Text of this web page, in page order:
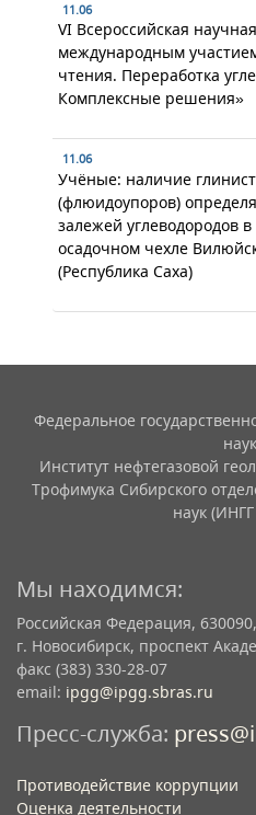
11.06
VI Всероссийская
международным
чтения. Переработка
Комплексные решения»
11.06
Учёные: наличие
(флюидоупоров)
залежей углеводородов
осадочном чехле
(Республика Саха)
Федеральное
Институт нефтегазовой
Трофимука Сибирского
наук
Мы находимся:
Российская Федерация, 630090,
г. Новосибирск, проспект
факс (383) 330-28-07
email: ipgg@ipgg.sbras.ru
Пресс-служба:
Противодействие коррупции
Оценка деятельности